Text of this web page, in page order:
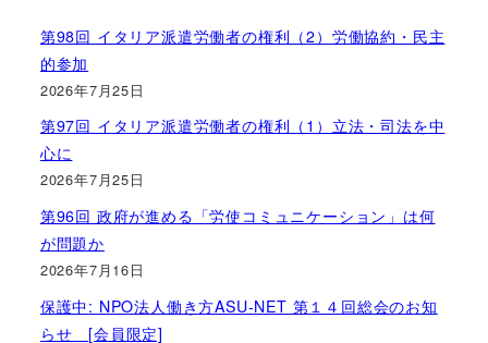
第98回 イタリア派遣労働者の権利（2）労働協約・民主
的参加
2026年7月25日
第97回 イタリア派遣労働者の権利（1）立法・司法を中
心に
2026年7月25日
第96回 政府が進める「労使コミュニケーション」は何
が問題か
2026年7月16日
保護中: NPO法人働き方ASU-NET 第１４回総会のお知
らせ [会員限定]